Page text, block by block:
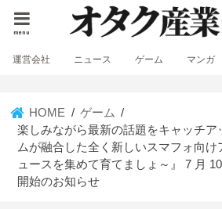
menu
運営会社 ニュース ゲーム マンガ
HOME
ゲーム
楽しみながら最新の話題をキャッチア
ムが融合した全く新しいスマフォ向け
ュースを集めて育てましょ～』 7 月
開始のお知らせ